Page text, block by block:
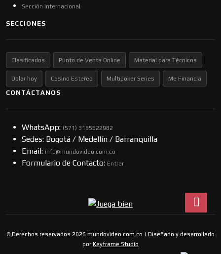
Sección Internacional
SECCIONES
Clasificados Punto de Venta Online Material para Técnicos
Dolar hoy Casino Estereo Multipoker Series Me Financia
CONTÁCTANOS
WhatsApp: (57​​1) 3185522982
Sedes: Bogotá / Medellín / Barranquilla
Email: info@mundovideo.com.co
Formulario de Contacto: Entrar
© Derechos reservados 2026 mundovideo.com.co | Diseñado y desarrollado
por Keyframe Studio